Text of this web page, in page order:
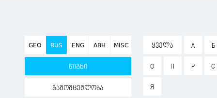
GEO RUS ENG ABH MISC
წიგნი
გამომცემლობა
ᲧᲕᲔᲚᲐ А Б
О П Р С
Я